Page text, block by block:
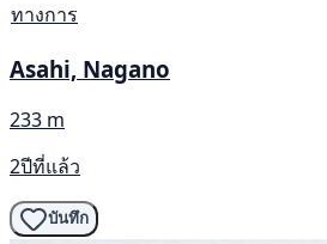
ทางการ
Asahi, Nagano
233 m
2ปีที่แล้ว
บันทึก